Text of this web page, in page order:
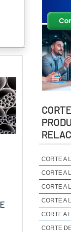
CORTE A
CORTE A
CORTE A
CORTE A
CORTE A
CORTE